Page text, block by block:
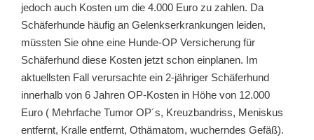
jedoch auch Kosten um die 4.000 Euro zu zahlen. Da
Schäferhunde häufig an Gelenkserkrankungen leiden,
müssten Sie ohne eine Hunde-OP Versicherung für
Schäferhund diese Kosten jetzt schon einplanen. Im
aktuellsten Fall verursachte ein 2-jähriger Schäferhund
innerhalb von 6 Jahren OP-Kosten in Höhe von 12.000
Euro ( Mehrfache Tumor OP´s, Kreuzbandriss, Meniskus
entfernt, Kralle entfernt, Othämatom, wucherndes Gefäß).